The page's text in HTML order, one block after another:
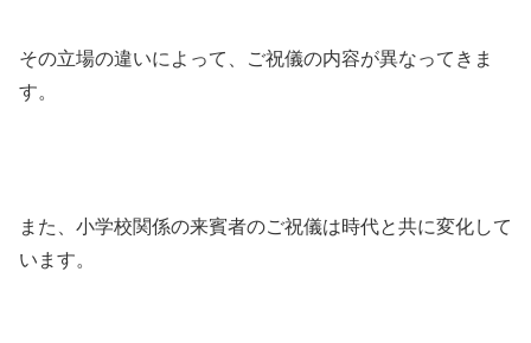
その立場の違いによって、ご祝儀の内容が異なってきま
す。
また、小学校関係の来賓者のご祝儀は時代と共に変化して
います。